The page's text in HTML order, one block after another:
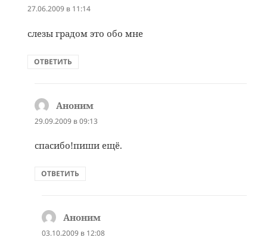
27.06.2009 в 11:14
слезы градом это обо мне
ОТВЕТИТЬ
Аноним
29.09.2009 в 09:13
спасибо!пиши ещё.
ОТВЕТИТЬ
Аноним
03.10.2009 в 12:08